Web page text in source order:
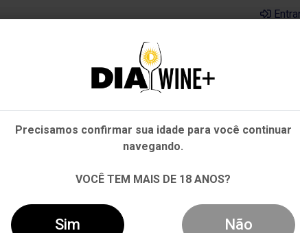
Cervejas Kits Departamentos
Em que Estado você está?
Pernambuco
Outros Estados
Precisamos confirmar sua idade para você continuar
navegando.
VOCÊ TEM MAIS DE 18 ANOS?
Sim Não